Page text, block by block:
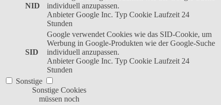
NID
individuell anzupassen.
Anbieter Google Inc. Typ Cookie Laufzeit 24
Stunden
SID
Google verwendet Cookies wie das SID-Cookie, um
Werbung in Google-Produkten wie der Google-Suche
individuell anzupassen.
Anbieter Google Inc. Typ Cookie Laufzeit 24
Stunden
Sonstige
Sonstige Cookies
müssen noch